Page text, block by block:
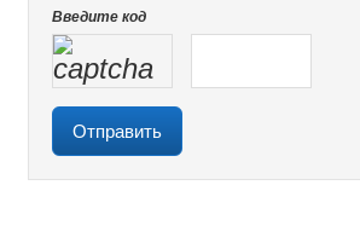
Введите код